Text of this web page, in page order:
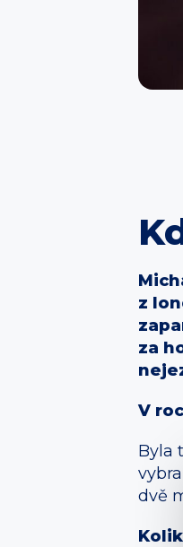
z
za
V
Byla
dvě